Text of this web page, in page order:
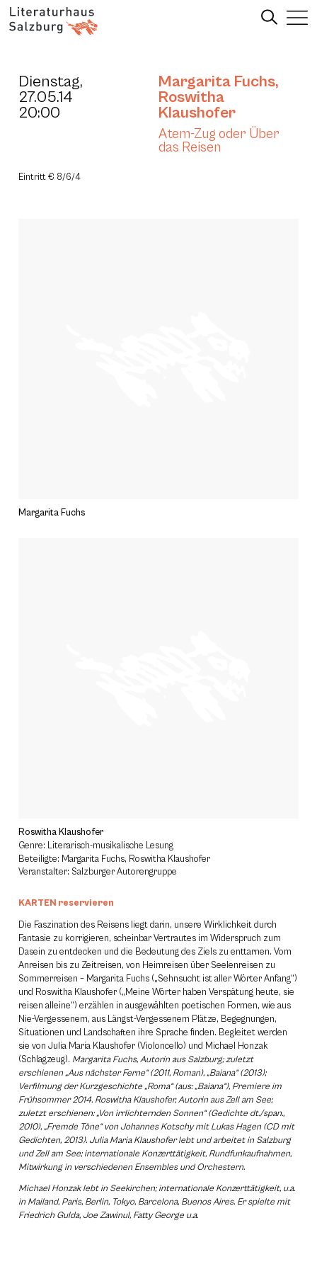
Dienstag,
27.05.14
20:00
Margarita Fuchs,
Roswitha
Klaushofer
Atem-Zug oder Über
das Reisen
Eintritt € 8/6/4
Margarita Fuchs
Roswitha Klaushofer
Genre: Literarisch-musikalische Lesung
Beteiligte: Margarita Fuchs, Roswitha Klaushofer
Veranstalter: Salzburger Autorengruppe
KARTEN reservieren
Die Faszination des Reisens liegt darin, unsere Wirklichkeit durch
Fantasie zu korrigieren, scheinbar Vertrautes im Widerspruch zum
Dasein zu entdecken und die Bedeutung des Ziels zu enttarnen. Vom
Anreisen bis zu Zeitreisen, von Heimreisen über Seelenreisen zu
Sommerreisen – Margarita Fuchs („Sehnsucht ist aller Wörter Anfang“)
und Roswitha Klaushofer („Meine Wörter haben Verspätung heute, sie
reisen alleine“) erzählen in ausgewählten poetischen Formen, wie aus
Nie-Vergessenem, aus Längst-Vergessenem Plätze, Begegnungen,
Situationen und Landschaften ihre Sprache finden. Begleitet werden
sie von Julia Maria Klaushofer (Violoncello) und Michael Honzak
(Schlagzeug). Margarita Fuchs, Autorin aus Salzburg; zuletzt
erschienen „Aus nächster Ferne“ (2011, Roman), „Baiana“ (2013);
Verfilmung der Kurzgeschichte „Roma“ (aus: „Baiana“), Premiere im
Frühsommer 2014. Roswitha Klaushofer, Autorin aus Zell am See;
zuletzt erschienen: „Von irrlichternden Sonnen“ (Gedichte dt./span.,
2010), „Fremde Töne“ von Johannes Kotschy mit Lukas Hagen (CD mit
Gedichten, 2013). Julia Maria Klaushofer lebt und arbeitet in Salzburg
und Zell am See; internationale Konzerttätigkeit, Rundfunkaufnahmen,
Mitwirkung in verschiedenen Ensembles und Orchestern.
Michael Honzak lebt in Seekirchen; internationale Konzerttätigkeit, u.a.
in Mailand, Paris, Berlin, Tokyo, Barcelona, Buenos Aires. Er spielte mit
Friedrich Gulda, Joe Zawinul, Fatty George u.a.